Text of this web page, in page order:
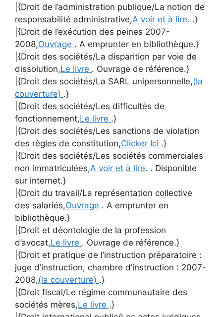
|{Droit de l’administration publique/La notion de
responsabilité administrative,A voir et à lire. .}
|{Droit de l’exécution des peines 2007-
2008,Ouvrage . A emprunter en bibliothèque.}
|{Droit des sociétés/La disparition par voie de
dissolution,Le livre . Ouvrage de référence.}
|{Droit des sociétés/La SARL unipersonnelle,(la
couverture) .}
|{Droit des sociétés/Les difficultés de
fonctionnement,Le livre .}
|{Droit des sociétés/Les sanctions de violation
des règles de constitution,Clicker Ici .}
|{Droit des sociétés/Les sociétés commerciales
non immatriculées,A voir et à lire. . Disponible
sur internet.}
|{Droit du travail/La représentation collective
des salariés,Ouvrage . A emprunter en
bibliothèque.}
|{Droit et déontologie de la profession
d’avocat,Le livre . Ouvrage de référence.}
|{Droit et pratique de l’instruction préparatoire :
juge d’instruction, chambre d’instruction : 2007-
2008,(la couverture) .}
|{Droit fiscal/Le régime communautaire des
sociétés mères,Le livre .}